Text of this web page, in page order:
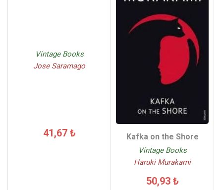
Vintage Books
Jose Saramago
41,67 ₺ Kafka on the Shore
Vintage Books
Haruki Murakami
50,93 ₺